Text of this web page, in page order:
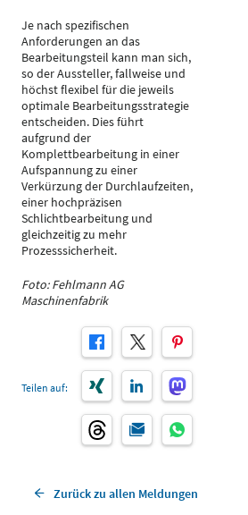
Je nach spezifischen
Anforderungen an das
Bearbeitungsteil kann man sich,
so der Aussteller, fallweise und
höchst flexibel für die jeweils
optimale Bearbeitungsstrategie
entscheiden. Dies führt
aufgrund der
Komplettbearbeitung in einer
Aufspannung zu einer
Verkürzung der Durchlaufzeiten,
einer hochpräzisen
Schlichtbearbeitung und
gleichzeitig zu mehr
Prozesssicherheit.
Foto: Fehlmann AG
Maschinenfabrik
Teilen auf:
Zurück zu allen Meldungen